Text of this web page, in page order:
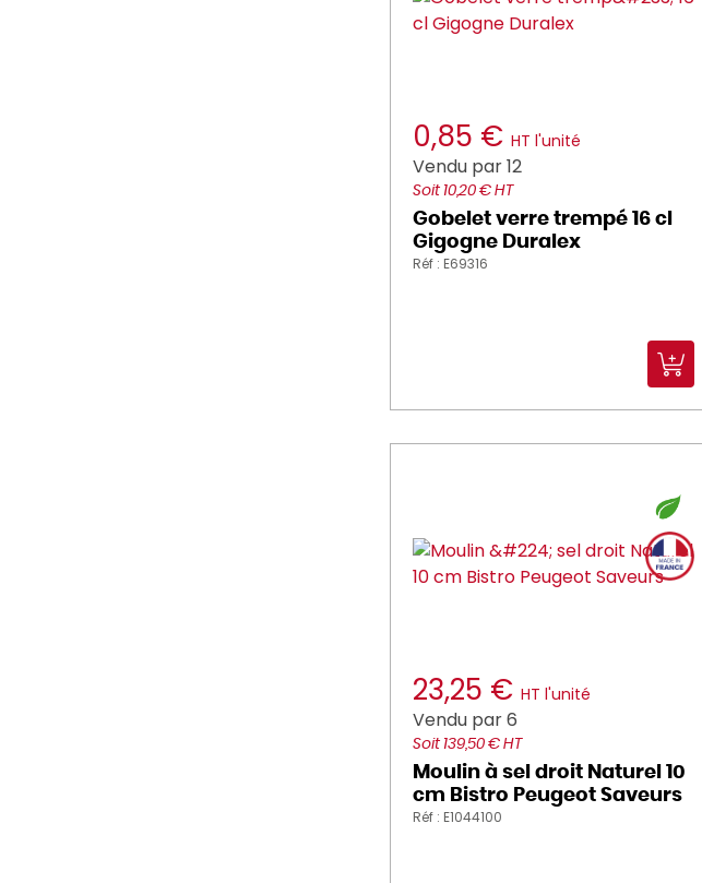
0,85 € HT l'unité
Vendu par 12
Soit 10,20 € HT
Gobelet verre trempé 16 cl
Gigogne Duralex
Réf : E69316
23,25 € HT l'unité
Vendu par 6
Soit 139,50 € HT
Moulin à sel droit Naturel 10
cm Bistro Peugeot Saveurs
Réf : E1044100